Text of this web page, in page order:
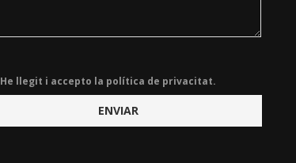
He llegit i accepto la política de privacitat.